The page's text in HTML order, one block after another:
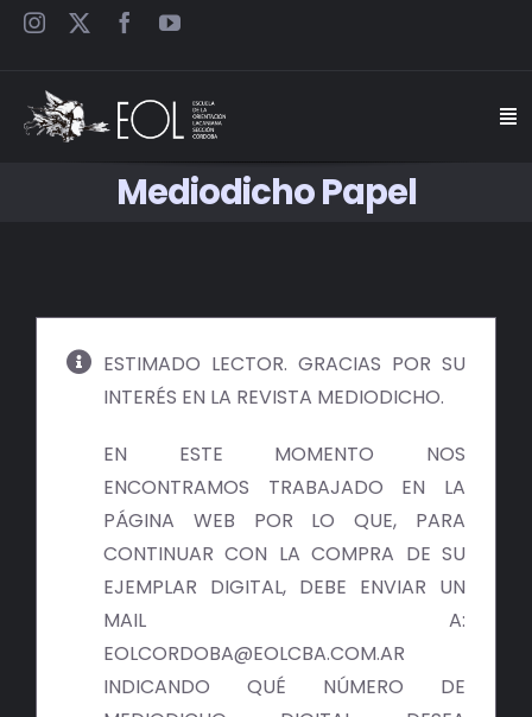
Saltar
JORNADAS
MEDIODICHO
Mediodicho Papel
ESTIMADO LECTOR. GRACIAS POR SU
INTERÉS EN LA REVISTA MEDIODICHO.
EN ESTE MOMENTO NOS
ENCONTRAMOS TRABAJADO EN LA
PÁGINA WEB POR LO QUE, PARA
CONTINUAR CON LA COMPRA DE SU
EJEMPLAR DIGITAL, DEBE ENVIAR UN
MAIL A:
EOLCORDOBA@EOLCBA.COM.AR
INDICANDO QUÉ NÚMERO DE